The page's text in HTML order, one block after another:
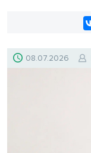
08.07.2026